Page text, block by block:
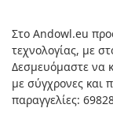
Στο Andowl.eu
τεχνολογίας, με
Δεσμευόμαστε να
με σύγχρονες και
παραγγελίες: